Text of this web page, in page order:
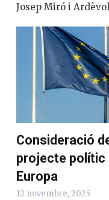
Josep Miró i Ardèvol
Consideració
projecte polític
Europa
12 novembre, 2025